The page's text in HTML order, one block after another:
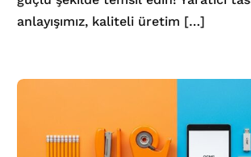
anlayışımız, kaliteli üretim […]